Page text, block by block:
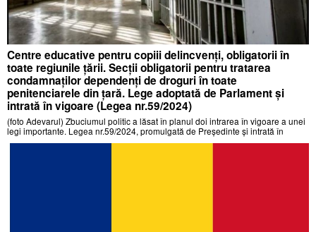
Centre educative pentru copiii delincvenți, obligatorii în
toate regiunile țării. Secții obligatorii pentru tratarea
condamnaților dependenți de droguri în toate
penitenciarele din țară. Lege adoptată de Parlament și
intrată în vigoare (Legea nr.59/2024)
(foto Adevarul) Zbuciumul politic a lăsat în planul doi intrarea în vigoare a unei
legi importante. Legea nr.59/2024, promulgată de Președinte și intrată în